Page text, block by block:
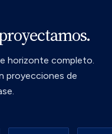
horizonte completo.
proyecciones de